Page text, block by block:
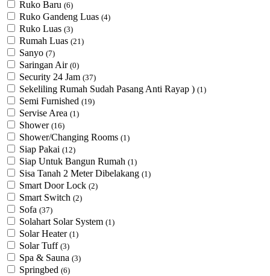
Ruko Baru (6)
Ruko Gandeng Luas (4)
Ruko Luas (3)
Rumah Luas (21)
Sanyo (7)
Saringan Air (0)
Security 24 Jam (37)
Sekeliling Rumah Sudah Pasang Anti Rayap ) (1)
Semi Furnished (19)
Servise Area (1)
Shower (16)
Shower/Changing Rooms (1)
Siap Pakai (12)
Siap Untuk Bangun Rumah (1)
Sisa Tanah 2 Meter Dibelakang (1)
Smart Door Lock (2)
Smart Switch (2)
Sofa (37)
Solahart Solar System (1)
Solar Heater (1)
Solar Tuff (3)
Spa & Sauna (3)
Springbed (6)